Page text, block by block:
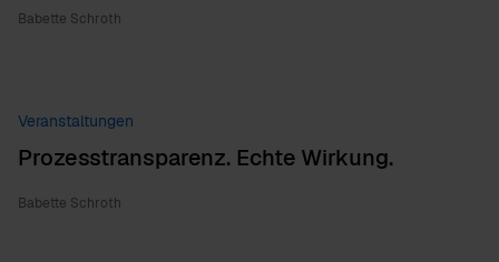
Babette Schroth
Veranstaltungen
Prozesstransparenz. Echte Wirkung.
Babette Schroth